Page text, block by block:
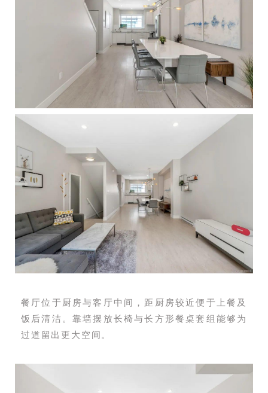
餐厅位于厨房与客厅中间，距厨房较近便于上餐及
饭后清洁。靠墙摆放长椅与长方形餐桌套组能够为
过道留出更大空间。